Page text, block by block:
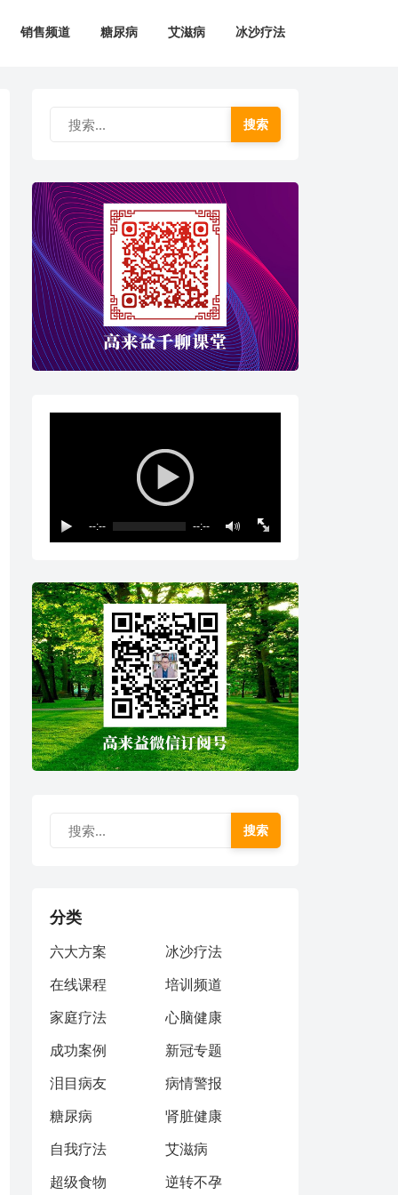
销售频道 糖尿病 艾滋病 冰沙疗法
搜索
--:-- --:--
搜索
分类
六大方案
冰沙疗法
在线课程
培训频道
家庭疗法
心脑健康
成功案例
新冠专题
泪目病友
病情警报
糖尿病
肾脏健康
自我疗法
艾滋病
超级食物
逆转不孕